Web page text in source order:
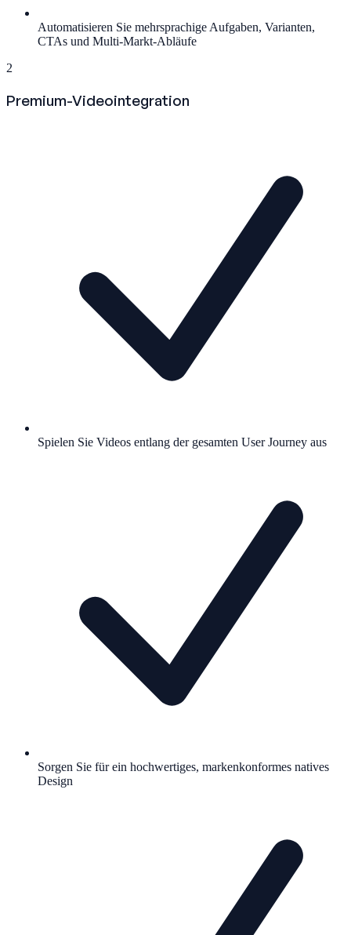
Automatisieren Sie mehrsprachige Aufgaben, Varianten,
CTAs und Multi-Markt-Abläufe
2
Premium-Videointegration
Spielen Sie Videos entlang der gesamten User Journey aus
Sorgen Sie für ein hochwertiges, markenkonformes natives
Design